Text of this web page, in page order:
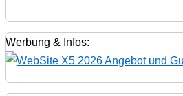
Werbung & Infos: